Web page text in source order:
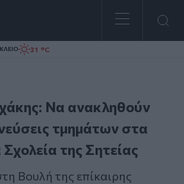
31 °C
Να ανακληθούν
τμημάτων στα
της Σητείας
Βουλή της επίκαιρης